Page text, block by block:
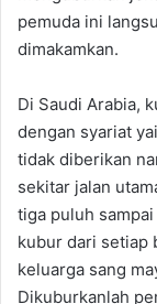
pemuda ini
dimakamkan.
Di Saudi Arabia,
dengan syariat
tidak diberikan
sekitar jalan
tiga puluh
kubur dari setiap
keluarga sang
Dikuburkanlah